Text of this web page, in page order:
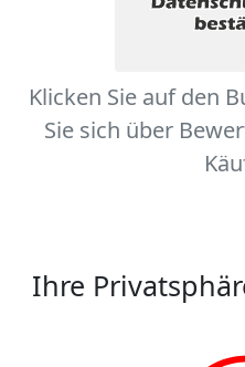
Klicken Sie auf den
Sie sich über
Ihre